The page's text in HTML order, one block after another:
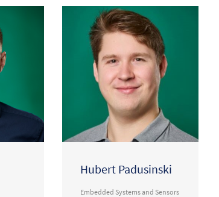
Hubert Padusinski
Embedded Systems and Sensors